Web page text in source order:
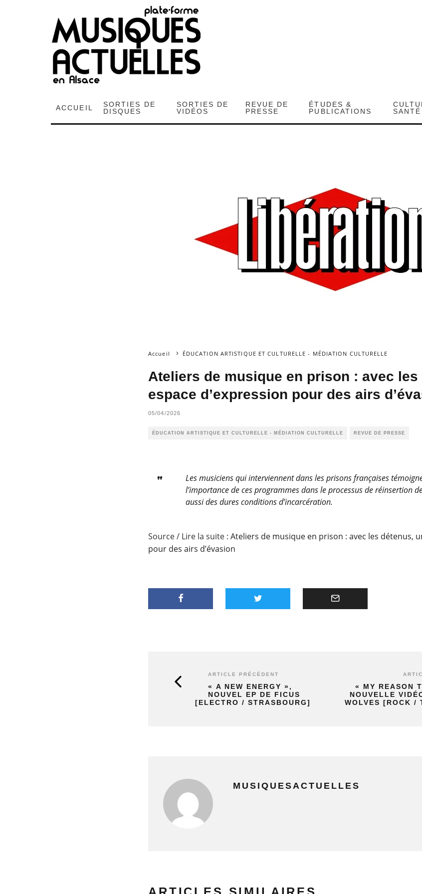
ACCUEIL
SORTIES DE
DISQUES
SORTIES DE
VIDÉOS
REVUE DE
PRESSE
ÉTUDES &
PUBLICATIONS
SANTÉ
Accueil ÉDUCATION ARTISTIQUE ET CULTURELLE - MÉDIATION CULTURELLE
Ateliers de musique en prison : avec les
espace d’expression pour des airs
05/04/2026
ÉDUCATION ARTISTIQUE ET CULTURELLE - MÉDIATION CULTURELLE REVUE DE PRESSE
Les musiciens qui interviennent dans les prisons françaises
l’importance de ces programmes dans le processus de réinsertion
aussi des dures conditions d’incarcération.
Source / Lire la suite : Ateliers de musique en prison : avec les détenus,
pour des airs d’évasion
ARTICLE PRÉCÉDENT
« A NEW ENERGY »,
NOUVEL EP DE FICUS
[ELECTRO / STRASBOURG]
« MY REASON
NOUVELLE
WOLVES [ROCK /
MUSIQUESACTUELLES